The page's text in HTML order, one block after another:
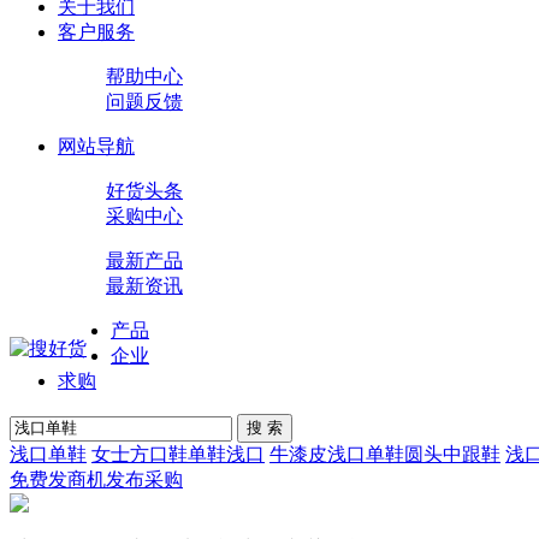
关于我们
客户服务
帮助中心
问题反馈
网站导航
好货头条
采购中心
最新产品
最新资讯
产品
企业
求购
搜 索
浅口单鞋 女士方口鞋单鞋浅口 牛漆皮浅口单鞋圆头中跟鞋 浅
免费发商机发布采购